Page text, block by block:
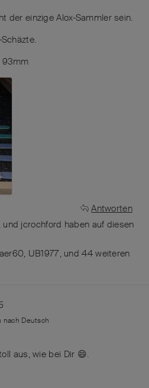
der einzige Alox-Sammler sein.
93mm
Antworten
, und jcrochford haben auf diesen
, UB1977, und44weiteren
nach Deutsch
aus, wie bei Dir 😄.